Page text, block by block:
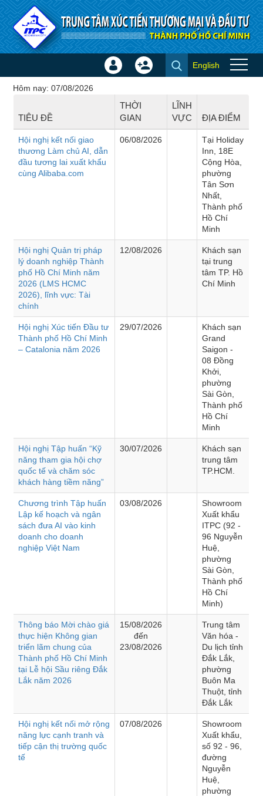
Truy cập nội dung luôn
Hội thảo - Đào tạo
Đăng
Tạo
English
Hôm nay: 07/08/2026
TIÊU ĐỀ
THỜI
GIAN
LĨNH
VỰC
ĐỊA ĐIỂM
Hội nghị kết nối giao
thương Làm chủ AI, dẫn
đầu tương lai xuất khẩu
cùng Alibaba.com
06/08/2026
Tại Holiday
Inn, 18E
Cộng Hòa,
phường
Tân Sơn
Nhất,
Thành phố
Hồ Chí
Minh
Hội nghị Quản trị pháp
lý doanh nghiệp Thành
phố Hồ Chí Minh năm
2026 (LMS HCMC
2026), lĩnh vực: Tài
chính
12/08/2026
Khách sạn
tại trung
tâm TP. Hồ
Chí Minh
Hội nghị Xúc tiến Đầu tư
Thành phố Hồ Chí Minh
– Catalonia năm 2026
29/07/2026
Khách sạn
Grand
Saigon -
08 Đồng
Khởi,
phường
Sài Gòn,
Thành phố
Hồ Chí
Minh
Hội nghị Tập huấn “Kỹ
năng tham gia hội chợ
quốc tế và chăm sóc
khách hàng tiềm năng”
30/07/2026
Khách sạn
trung tâm
TP.HCM.
Chương trình Tập huấn
Lập kế hoạch và ngân
sách đưa AI vào kinh
doanh cho doanh
nghiệp Việt Nam
03/08/2026
Showroom
Xuất khẩu
ITPC (92 -
96 Nguyễn
Huệ,
phường
Sài Gòn,
Thành phố
Hồ Chí
Minh)
Thông báo Mời chào giá
thực hiện Không gian
triển lãm chung của
Thành phố Hồ Chí Minh
tại Lễ hội Sầu riêng Đắk
Lắk năm 2026
15/08/2026
đến
23/08/2026
Trung tâm
Văn hóa -
Du lịch tỉnh
Đắk Lắk,
phường
Buôn Ma
Thuột, tỉnh
Đắk Lắk
Hội nghị kết nối mở rộng
năng lực cạnh tranh và
tiếp cận thị trường quốc
tế
07/08/2026
Showroom
Xuất khẩu,
số 92 - 96,
đường
Nguyễn
Huệ,
phường